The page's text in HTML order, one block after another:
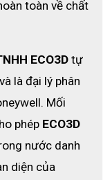
toàn về chất
ECO3D tự
là đại lý phân
Mối
phép ECO3D
nước danh
diện của